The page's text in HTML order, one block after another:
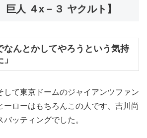
巨人 ４x－３ ヤクルト】
なんとかしてやろうという気持
して東京ドームのジャイアンツファン
ーローはもちろんこの人です、吉川尚
ッティングでした。